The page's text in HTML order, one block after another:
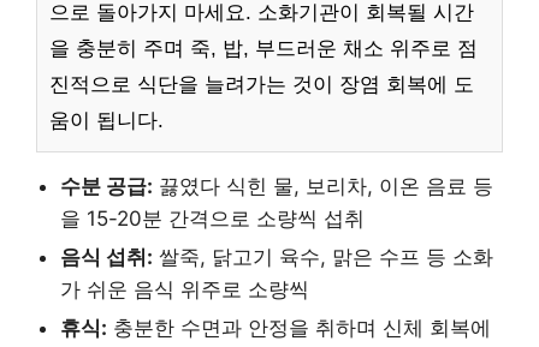
으로 돌아가지 마세요. 소화기관이 회복될 시간
을 충분히 주며 죽, 밥, 부드러운 채소 위주로 점
진적으로 식단을 늘려가는 것이 장염 회복에 도
움이 됩니다.
수분 공급: 끓였다 식힌 물, 보리차, 이온 음료 등
을 15-20분 간격으로 소량씩 섭취
음식 섭취: 쌀죽, 닭고기 육수, 맑은 수프 등 소화
가 쉬운 음식 위주로 소량씩
휴식: 충분한 수면과 안정을 취하며 신체 회복에